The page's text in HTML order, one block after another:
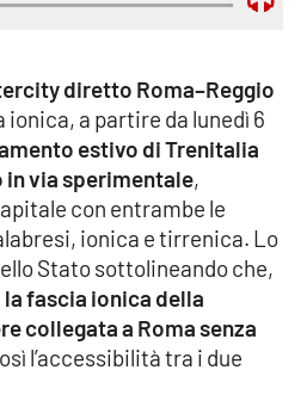
diretto Roma–Reggio
ionica, a partire da lunedì 6
estivo di Trenitalia
via sperimentale,
con entrambe le
ionica e tirrenica. Lo
Stato sottolineando che,
la fascia ionica della
collegata a Roma senza
l’accessibilità tra i due